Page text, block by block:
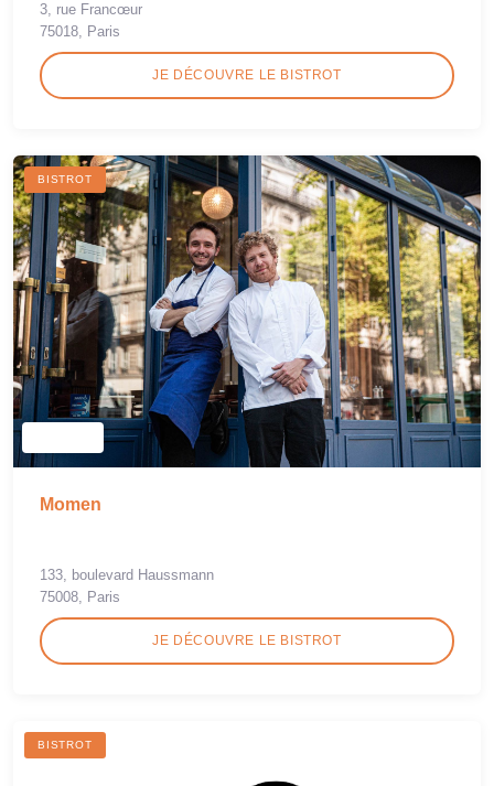
3, rue Francœur
75018, Paris
JE DÉCOUVRE LE BISTROT
BISTROT
Momen
133, boulevard Haussmann
75008, Paris
JE DÉCOUVRE LE BISTROT
BISTROT